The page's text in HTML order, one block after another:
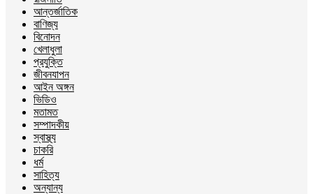
আন্তর্জাতিক
বাণিজ্য
বিনোদন
খেলাধুলা
প্রযুক্তি
জীবনযাপন
আইন অঙ্গন
ভিডিও
মতামত
সম্পাদকীয়
স্বাস্থ্য
চাকরি
ধর্ম
সাহিত্য
অন্যান্য